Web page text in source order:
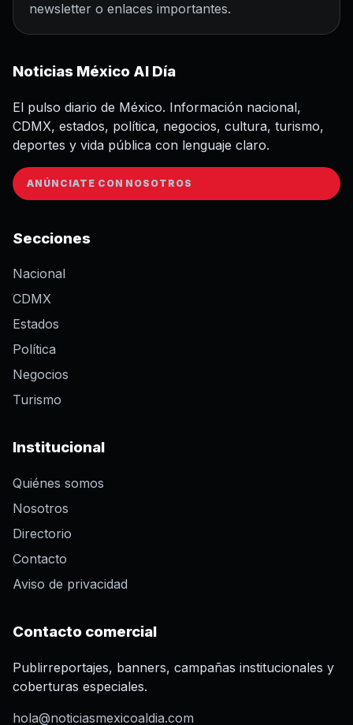
newsletter o enlaces importantes.
Noticias México Al Día
El pulso diario de México. Información nacional,
CDMX, estados, política, negocios, cultura, turismo,
deportes y vida pública con lenguaje claro.
ANÚNCIATE CON NOSOTROS
Secciones
Nacional
CDMX
Estados
Política
Negocios
Turismo
Institucional
Quiénes somos
Nosotros
Directorio
Contacto
Aviso de privacidad
Contacto comercial
Publirreportajes, banners, campañas institucionales y
coberturas especiales.
hola@noticiasmexicoaldia.com